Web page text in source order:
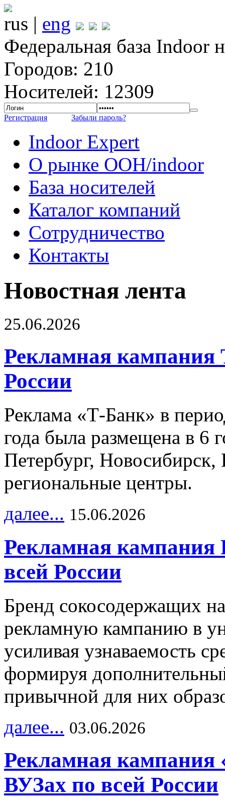
rus | eng
Федеральная база Indoor
Городов: 210
Носителей: 12309
Регистрация Забыли пароль?
Indoor Expert
О рынке OOH/indoor
База носителей
Каталог компаний
Сотрудничество
Контакты
Новостная лента
25.06.2026
Рекламная кампания
России
Реклама «Т-Банк» в
года была размещена в 6
Петербург,
региональные центры.
далее... 15.06.2026
Рекламная
всей России
Бренд сокосодержащих
рекламную кампанию в
усиливая узнаваемость
формируя
привычной для них
далее... 03.06.2026
Рекламная кампания
ВУЗах по всей России